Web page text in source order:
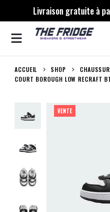
Livraison gratuite à
ACCUEIL SHOP
COURT BOROUGH LOW RECRAFT
VENTE